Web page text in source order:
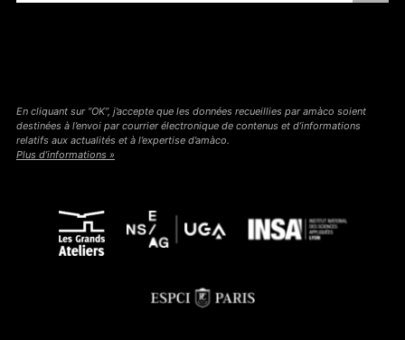
En cliquant sur “OK”, j’accepte que les données recueillies par amàco soient
destinées à l’envoi par courrier électronique de contenus et d’informations
relatifs aux actualités et à l’expertise d’amàco.
Plus d’informations »